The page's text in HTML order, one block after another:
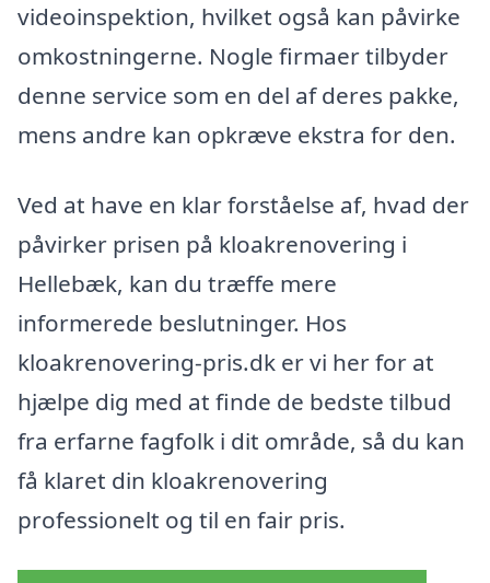
videoinspektion, hvilket også kan påvirke
omkostningerne. Nogle firmaer tilbyder
denne service som en del af deres pakke,
mens andre kan opkræve ekstra for den.
Ved at have en klar forståelse af, hvad der
påvirker prisen på kloakrenovering i
Hellebæk, kan du træffe mere
informerede beslutninger. Hos
kloakrenovering-pris.dk er vi her for at
hjælpe dig med at finde de bedste tilbud
fra erfarne fagfolk i dit område, så du kan
få klaret din kloakrenovering
professionelt og til en fair pris.